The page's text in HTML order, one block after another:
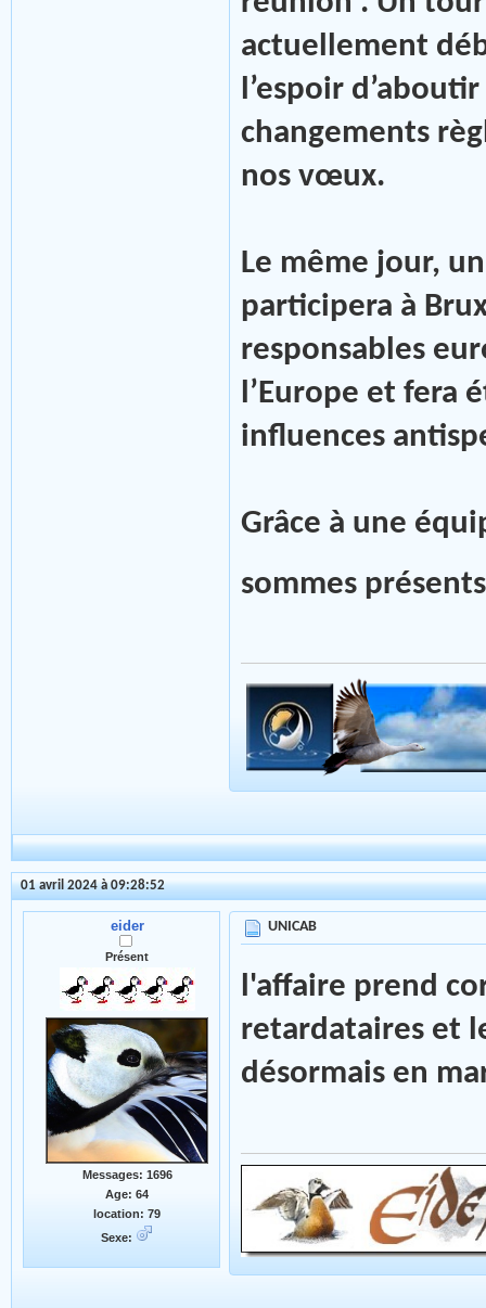
actuellement
l’espoir
changements
nos vœux.
Le même jour,
participera à
responsables
l’Europe et fera
influences
Grâce à une
sommes
01 avril 2024 à 09:28:52
eider
Présent
Messages: 1696
Age: 64
location: 79
Sexe:
UNICAB
l'affaire prend
retardataires et
désormais en